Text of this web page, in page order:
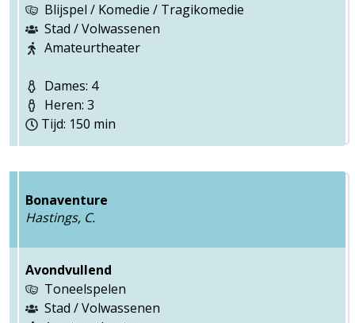
Blijspel / Komedie / Tragikomedie
Stad / Volwassenen
Amateurtheater
Dames: 4
Heren: 3
Tijd: 150 min
Bonaventure
Hastings, C.
Avondvullend
Toneelspelen
Stad / Volwassenen